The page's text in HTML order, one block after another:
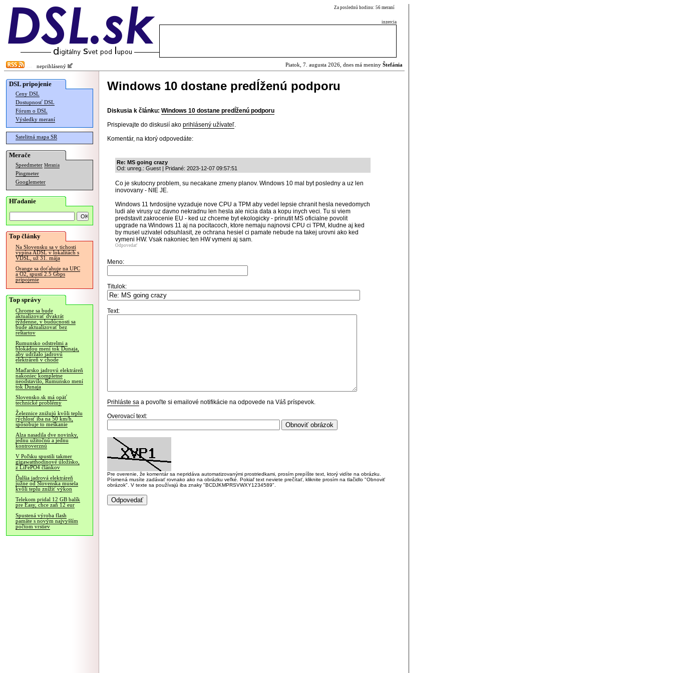
Za poslednú hodinu: 56 meraní
inzercia
neprihlásený Piatok, 7. augusta 2026, dnes má meniny Štefánia
DSL pripojenie
Ceny DSL
Dostupnosť DSL
Fórum o DSL
Výsledky meraní
Satelitná mapa SR
Merače
Speedmeter Merania
Pingmeter
Googlemeter
Hľadanie
Top články
Na Slovensku sa v tichosti
vypína ADSL v lokalitách s
VDSL, už 31. mája
Orange sa doťahuje na UPC
a O2, spustí 2.5 Gbps
pripojenie
Top správy
Chrome sa bude
aktualizovať dvakrát
týždenne, v budúcnosti sa
bude aktualizovať bez
reštartov
Rumunsko odstrelmi a
blokádou mení tok Dunaja,
aby udržalo jadrovú
elektráreň v chode
Maďarsko jadrovú elektráreň
nakoniec kompletne
neodstavilo, Rumunsko mení
tok Dunaja
Slovensko.sk má opäť
technické problémy
Železnice znižujú kvôli teplu
rýchlosť iba na 50 km/h,
spôsobuje to meškanie
Alza nasadila dve novinky,
jednu užitočnú a jednu
kontroverznú
V Poľsku spustili takmer
gigawatthodinové úložisko,
z LiFePO4 článkov
Ďalšia jadrová elektráreň
južne od Slovenska musela
kvôli teplu znížiť výkon
Telekom pridal 12 GB balík
pre Easy, chce zaň 12 eur
Spustená výroba flash
pamäte s novým najvyšším
počtom vrstiev
Windows 10 dostane predĺženú podporu
Diskusia k článku: Windows 10 dostane predĺženú podporu
Prispievajte do diskusií ako prihlásený užívateľ.
Komentár, na ktorý odpovedáte:
Re: MS going crazy
Od: unreg.: Guest | Pridané: 2023-12-07 09:57:51
Co je skutocny problem, su necakane zmeny planov. Windows 10 mal byt posledny a uz len
inovovany - NIE JE.
Windows 11 tvrdosijne vyzaduje nove CPU a TPM aby vedel lepsie chranit hesla nevedomych
ludi ale virusy uz davno nekradnu len hesla ale nicia data a kopu inych veci. Tu si viem
predstavit zakrocenie EU - ked uz chceme byt ekologicky - prinutit MS oficialne povolit
upgrade na Windows 11 aj na pocitacoch, ktore nemaju najnovsi CPU ci TPM, kludne aj ked
by musel uzivatel odsuhlasit, ze ochrana hesiel ci pamate nebude na takej urovni ako ked
vymeni HW. Vsak nakoniec ten HW vymeni aj sam.
Odpovedať
Meno:
Titulok:
Text:
Prihláste sa a povoľte si emailové notifikácie na odpovede na Váš príspevok.
Overovací text:
Pre overenie, že komentár sa nepridáva automatizovanými prostriedkami, prosím prepíšte text, ktorý vidíte na obrázku.
Písmená musíte zadávať rovnako ako na obrázku veľké. Pokiaľ text neviete prečítať, kliknite prosím na tlačidlo "Obnoviť
obrázok". V texte sa používajú iba znaky "BCDJKMPRSVWXY1234589".